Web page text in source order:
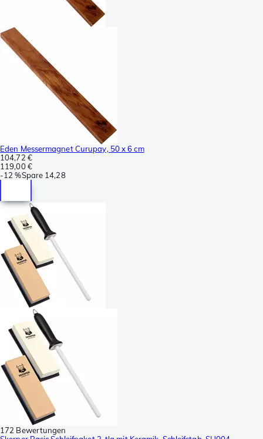
Eden Messermagnet Curupay, 50 x 6 cm
104,72 €
119,00 €
-12 %Spare 14,28
172 Bewertungen